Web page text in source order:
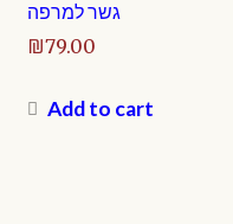
גשר למרפה
₪79.00
Add to cart